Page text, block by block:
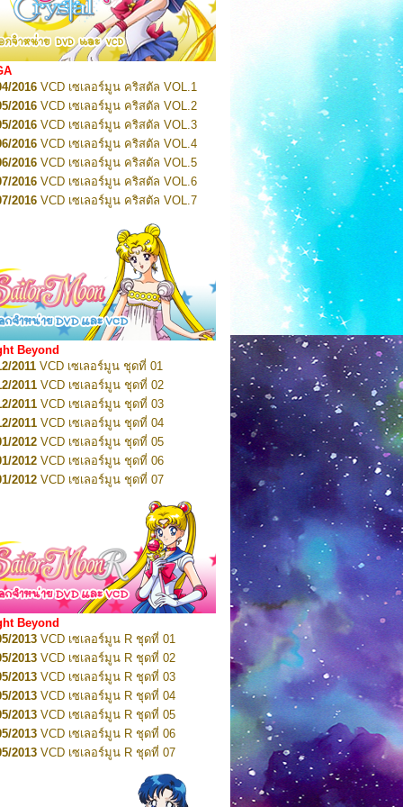
Pretty Guardian Sailor Moon Eternal
1
Pretty Guardian Sailor Moon Eternal
2
Pretty Guardian Sailor Moon Eternal
3
Pretty Guardian Sailor Moon Eternal
4
Pretty Guardian Sailor Moon Eternal
5
Pretty Guardian Sailor Moon Eternal
6
Pretty Guardian Sailor Moon Eternal
7
Pretty Guardian Sailor Moon Eternal
Pretty Guardian Sailor Moon Eternal
Pretty Guardian Sailor Moon Eternal
10
2026Code Name: Sailor V 1
2026Code Name: Sailor V 2
2016 VCD เซเลอร์มูน คริสตัล VOL.1
2016 VCD เซเลอร์มูน คริสตัล VOL.2
2016 VCD เซเลอร์มูน คริสตัล VOL.3
2016 VCD เซเลอร์มูน คริสตัล VOL.4
2016 VCD เซเลอร์มูน คริสตัล VOL.5
2016 VCD เซเลอร์มูน คริสตัล VOL.6
2016 VCD เซเลอร์มูน คริสตัล VOL.7
VCD เซเลอร์มูน คริสตัล VOL.9
VCD เซเลอร์มูน คริสตัล VOL.10
2016
VCD เซเลอร์มูน คริสตัล VOL.11
2016VCD เซเลอร์มูน คริสตัล VOL.12
2016VCD เซเลอร์มูน คริสตัล VOL.13
2016 DVD เซเลอร์มูน คริสตัล VOL.1
2016DVD เซเลอร์มูน คริสตัล VOL.2
2016 DVD เซเลอร์มูน คริสตัล VOL.3
2016 DVD เซเลอร์มูน คริสตัล VOL.4
2016 DVD เซเลอร์มูน คริสตัล VOL.5
2016 DVD เซเลอร์มูน คริสตัล VOL.6
2016DVD เซเลอร์มูน คริสตัล VOL.7
2016DVD เซเลอร์มูน คริสตัล VOL.8
2017 DVD เซเลอร์มูน คริสตัล Box-Set
Beyond
2011 VCD เซเลอร์มูน ชุดที่ 01
2011 VCD เซเลอร์มูน ชุดที่ 02
2011 VCD เซเลอร์มูน ชุดที่ 03
2011 VCD เซเลอร์มูน ชุดที่ 04
2012 VCD เซเลอร์มูน ชุดที่ 05
2012 VCD เซเลอร์มูน ชุดที่ 06
2012 VCD เซเลอร์มูน ชุดที่ 07
VCD เซเลอร์มูน ชุดที่ 08
VCD เซเลอร์มูน ชุดที่ 09
VCD เซเลอร์มูน ชุดที่ 10
2012VCD เซเลอร์มูน ชุดที่ 11
2012VCD เซเลอร์มูน ชุดที่ 12
2012VCD เซเลอร์มูน ชุดที่ 13
2012VCD เซเลอร์มูน ชุดที่ 14
2012 VCD เซเลอร์มูน ชุดที่ 15
VCD เซเลอร์มูน ชุดที่ 16
VCD เซเลอร์มูน ชุดที่ 17
VCD เซเลอร์มูน ชุดที่ 18
VCD เซเลอร์มูน ชุดที่ 19
VCD เซเลอร์มูน ชุดที่ 20
VCD เซเลอร์มูน ชุดที่ 21
VCD เซเลอร์มูน ชุดที่ 22
VCD เซเลอร์มูน ชุดที่ 23
DVD เซเลอร์มูน ชุดที่ 01
Beyond
2013 VCD เซเลอร์มูน R ชุดที่ 01
2013 VCD เซเลอร์มูน R ชุดที่ 02
2013 VCD เซเลอร์มูน R ชุดที่ 03
2013 VCD เซเลอร์มูน R ชุดที่ 04
2013 VCD เซเลอร์มูน R ชุดที่ 05
2013 VCD เซเลอร์มูน R ชุดที่ 06
2013 VCD เซเลอร์มูน R ชุดที่ 07
VCD เซเลอร์มูน R ชุดที่ 08
VCD เซเลอร์มูน R ชุดที่ 09